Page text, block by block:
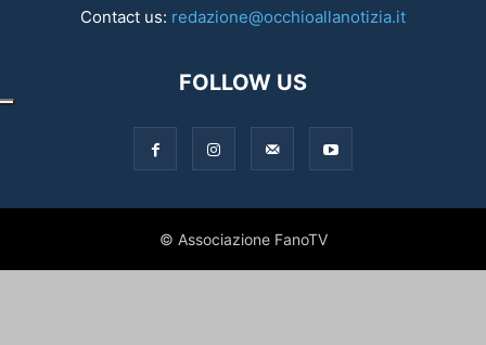
Contact us: redazione@occhioallanotizia.it
FOLLOW US
© Associazione FanoTV